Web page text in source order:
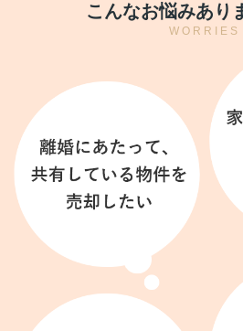
こんなお悩みあり
WORRIES